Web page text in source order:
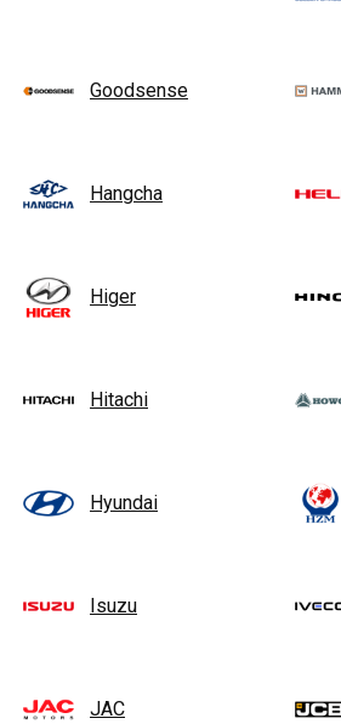
Goodsense
Hangcha
Higer
Hitachi
Hyundai
Isuzu
JAC